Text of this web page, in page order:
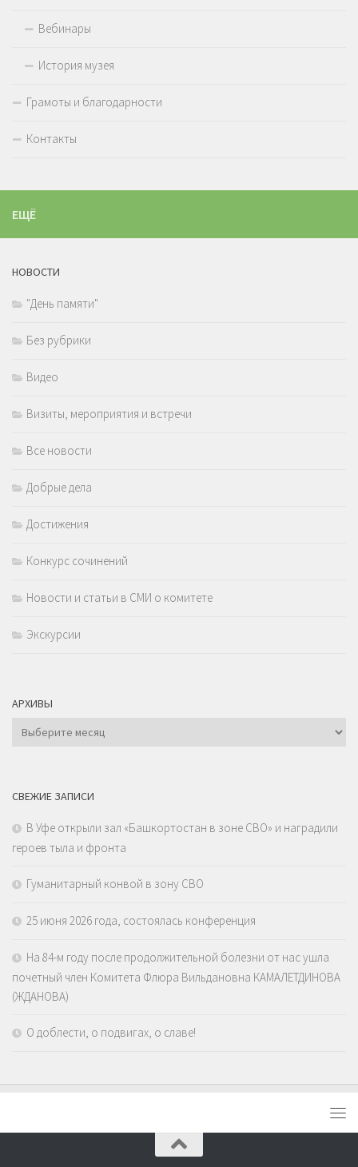
Вебинары
История музея
Грамоты и благодарности
Контакты
ЕЩЁ
НОВОСТИ
"День памяти"
Без рубрики
Видео
Визиты, мероприятия и встречи
Все новости
Добрые дела
Достижения
Конкурс сочинений
Новости и статьи в СМИ о комитете
Экскурсии
АРХИВЫ
Архивы
СВЕЖИЕ ЗАПИСИ
В Уфе открыли зал «Башкортостан в зоне СВО» и наградили
героев тыла и фронта
Гуманитарный конвой в зону СВО
25 июня 2026 года, состоялась конференция
На 84-м году после продолжительной болезни от нас ушла
почетный член Комитета Флюра Вильдановна КАМАЛЕТДИНОВА
(ЖДАНОВА)
О доблести, о подвигах, о славе!